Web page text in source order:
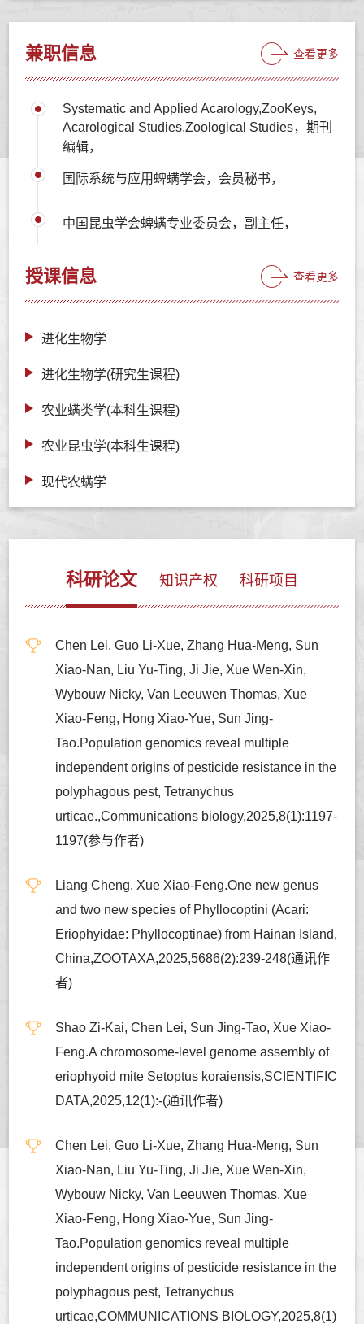
兼职信息 查看更多
Systematic and Applied Acarology,ZooKeys,
Acarological Studies,Zoological Studies，期刊
编辑，
国际系统与应用蜱螨学会，会员秘书，
中国昆虫学会蜱螨专业委员会，副主任，
授课信息 查看更多
进化生物学
进化生物学(研究生课程)
农业螨类学(本科生课程)
农业昆虫学(本科生课程)
现代农螨学
科研论文 知识产权 科研项目
Chen Lei, Guo Li-Xue, Zhang Hua-Meng, Sun
Xiao-Nan, Liu Yu-Ting, Ji Jie, Xue Wen-Xin,
Wybouw Nicky, Van Leeuwen Thomas, Xue
Xiao-Feng, Hong Xiao-Yue, Sun Jing-
Tao.Population genomics reveal multiple
independent origins of pesticide resistance in the
polyphagous pest, Tetranychus
urticae.,Communications biology,2025,8(1):1197-
1197(参与作者)
Liang Cheng, Xue Xiao-Feng.One new genus
and two new species of Phyllocoptini (Acari:
Eriophyidae: Phyllocoptinae) from Hainan Island,
China,ZOOTAXA,2025,5686(2):239-248(通讯作
者)
Shao Zi-Kai, Chen Lei, Sun Jing-Tao, Xue Xiao-
Feng.A chromosome-level genome assembly of
eriophyoid mite Setoptus koraiensis,SCIENTIFIC
DATA,2025,12(1):-(通讯作者)
Chen Lei, Guo Li-Xue, Zhang Hua-Meng, Sun
Xiao-Nan, Liu Yu-Ting, Ji Jie, Xue Wen-Xin,
Wybouw Nicky, Van Leeuwen Thomas, Xue
Xiao-Feng, Hong Xiao-Yue, Sun Jing-
Tao.Population genomics reveal multiple
independent origins of pesticide resistance in the
polyphagous pest, Tetranychus
urticae,COMMUNICATIONS BIOLOGY,2025,8(1)